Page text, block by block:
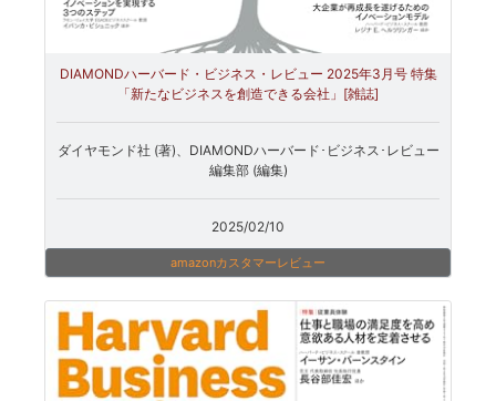
DIAMONDハーバード・ビジネス・レビュー 2025年3月号 特集
「新たなビジネスを創造できる会社」[雑誌]
ダイヤモンド社 (著)、DIAMONDハーバード･ビジネス･レビュー
編集部 (編集)
2025/02/10
amazonカスタマーレビュー